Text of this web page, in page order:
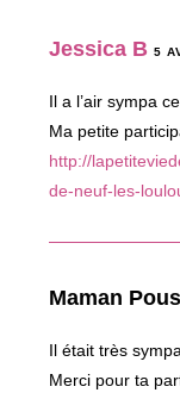
Jessica B 5
Il a l’air sympa
Ma petite
http://
de-neuf-les-
Maman
Il était très
Merci pour ta